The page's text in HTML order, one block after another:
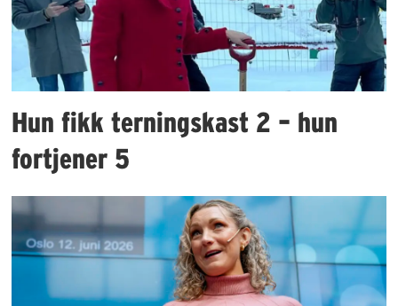
Hun fikk terningskast 2 – hun
fortjener 5